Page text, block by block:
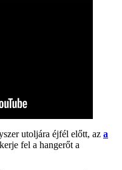
utoljára éjfél előtt, az a
fel a hangerőt a